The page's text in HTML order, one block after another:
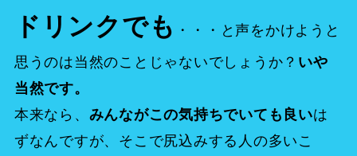
ドリンクでも ・・・と声をかけようと
思うのは当然のことじゃないでしょうか？ いや
当然です。
本来なら、 みんながこの気持ちでいても良いは
ずなんですが、そこで尻込みする人の多いこ